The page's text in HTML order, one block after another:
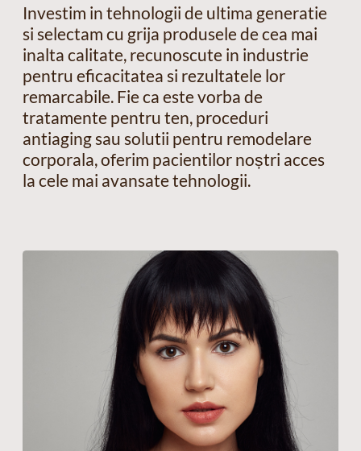
Investim in tehnologii de ultima generatie
si selectam cu grija produsele de cea mai
inalta calitate, recunoscute in industrie
pentru eficacitatea si rezultatele lor
remarcabile. Fie ca este vorba de
tratamente pentru ten, proceduri
antiaging sau solutii pentru remodelare
corporala, oferim pacientilor noștri acces
la cele mai avansate tehnologii.